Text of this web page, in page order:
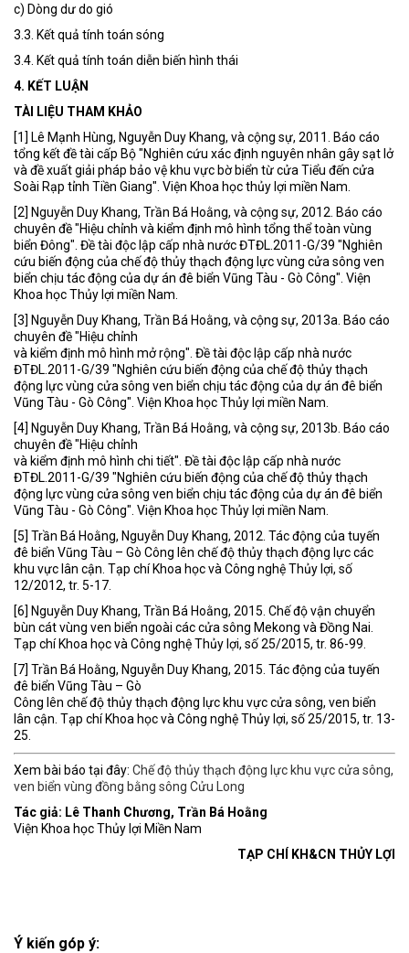
c) Dòng dư do gió
3.3. Kết quả tính toán sóng
3.4. Kết quả tính toán diễn biến hình thái
4. KẾT LUẬN
TÀI LIỆU THAM KHẢO
[1] Lê Mạnh Hùng, Nguyễn Duy Khang, và cộng sự, 2011. Báo cáo
tổng kết đề tài cấp Bộ "Nghiên cứu xác định nguyên nhân gây sạt lở
và đề xuất giải pháp bảo vệ khu vực bờ biển từ cửa Tiểu đến cửa
Soài Rạp tỉnh Tiền Giang". Viện Khoa học thủy lợi miền Nam.
[2] Nguyễn Duy Khang, Trần Bá Hoằng, và cộng sự, 2012. Báo cáo
chuyên đề "Hiệu chỉnh và kiểm định mô hình tổng thể toàn vùng
biển Đông". Đề tài độc lập cấp nhà nước ĐTĐL.2011-G/39 "Nghiên
cứu biến động của chế độ thủy thạch động lực vùng cửa sông ven
biển chịu tác động của dự án đê biển Vũng Tàu - Gò Công". Viện
Khoa học Thủy lợi miền Nam.
[3] Nguyễn Duy Khang, Trần Bá Hoằng, và cộng sự, 2013a. Báo cáo
chuyên đề "Hiệu chỉnh
và kiểm định mô hình mở rộng". Đề tài độc lập cấp nhà nước
ĐTĐL.2011-G/39 "Nghiên cứu biến động của chế độ thủy thạch
động lực vùng cửa sông ven biển chịu tác động của dự án đê biển
Vũng Tàu - Gò Công". Viện Khoa học Thủy lợi miền Nam.
[4] Nguyễn Duy Khang, Trần Bá Hoằng, và cộng sự, 2013b. Báo cáo
chuyên đề "Hiệu chỉnh
và kiểm định mô hình chi tiết". Đề tài độc lập cấp nhà nước
ĐTĐL.2011-G/39 "Nghiên cứu biến động của chế độ thủy thạch
động lực vùng cửa sông ven biển chịu tác động của dự án đê biển
Vũng Tàu - Gò Công". Viện Khoa học Thủy lợi miền Nam.
[5] Trần Bá Hoằng, Nguyễn Duy Khang, 2012. Tác động của tuyến
đê biển Vũng Tàu – Gò Công lên chế độ thủy thạch động lực các
khu vực lân cận. Tạp chí Khoa học và Công nghệ Thủy lợi, số
12/2012, tr. 5-17.
[6] Nguyễn Duy Khang, Trần Bá Hoằng, 2015. Chế độ vận chuyển
bùn cát vùng ven biển ngoài các cửa sông Mekong và Đồng Nai.
Tạp chí Khoa học và Công nghệ Thủy lợi, số 25/2015, tr. 86-99.
[7] Trần Bá Hoằng, Nguyễn Duy Khang, 2015. Tác động của tuyến
đê biển Vũng Tàu – Gò
Công lên chế độ thủy thạch động lực khu vực cửa sông, ven biển
lân cận. Tạp chí Khoa học và Công nghệ Thủy lợi, số 25/2015, tr. 13-
25.
Xem bài báo tại đây: Chế độ thủy thạch động lực khu vực cửa sông,
ven biển vùng đồng bằng sông Cửu Long
Tác giả: Lê Thanh Chương, Trần Bá Hoằng
Viện Khoa học Thủy lợi Miền Nam
TẠP CHÍ KH&CN THỦY LỢI
Ý kiến góp ý: